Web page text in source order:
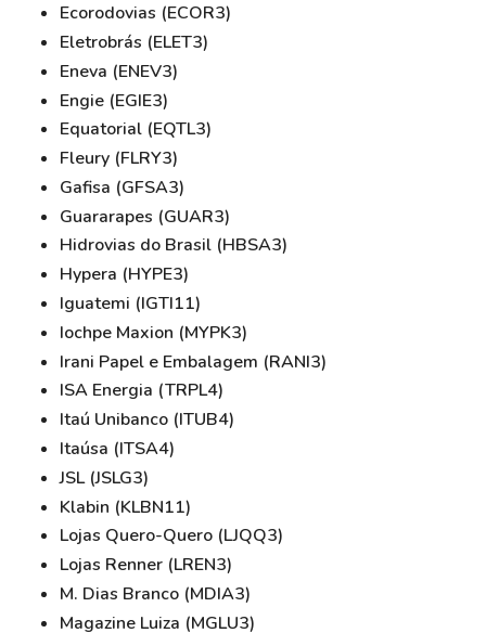
Ecorodovias (ECOR3)
Eletrobrás (ELET3)
Eneva (ENEV3)
Engie (EGIE3)
Equatorial (EQTL3)
Fleury (FLRY3)
Gafisa (GFSA3)
Guararapes (GUAR3)
Hidrovias do Brasil (HBSA3)
Hypera (HYPE3)
Iguatemi (IGTI11)
Iochpe Maxion (MYPK3)
Irani Papel e Embalagem (RANI3)
ISA Energia (TRPL4)
Itaú Unibanco (ITUB4)
Itaúsa (ITSA4)
JSL (JSLG3)
Klabin (KLBN11)
Lojas Quero-Quero (LJQQ3)
Lojas Renner (LREN3)
M. Dias Branco (MDIA3)
Magazine Luiza (MGLU3)